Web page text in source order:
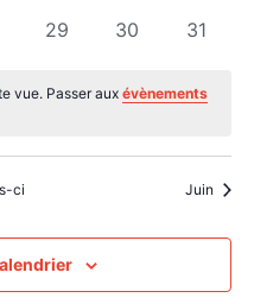
0
29
0
30
0
31
vue. Passer aux évènements
ci Juin